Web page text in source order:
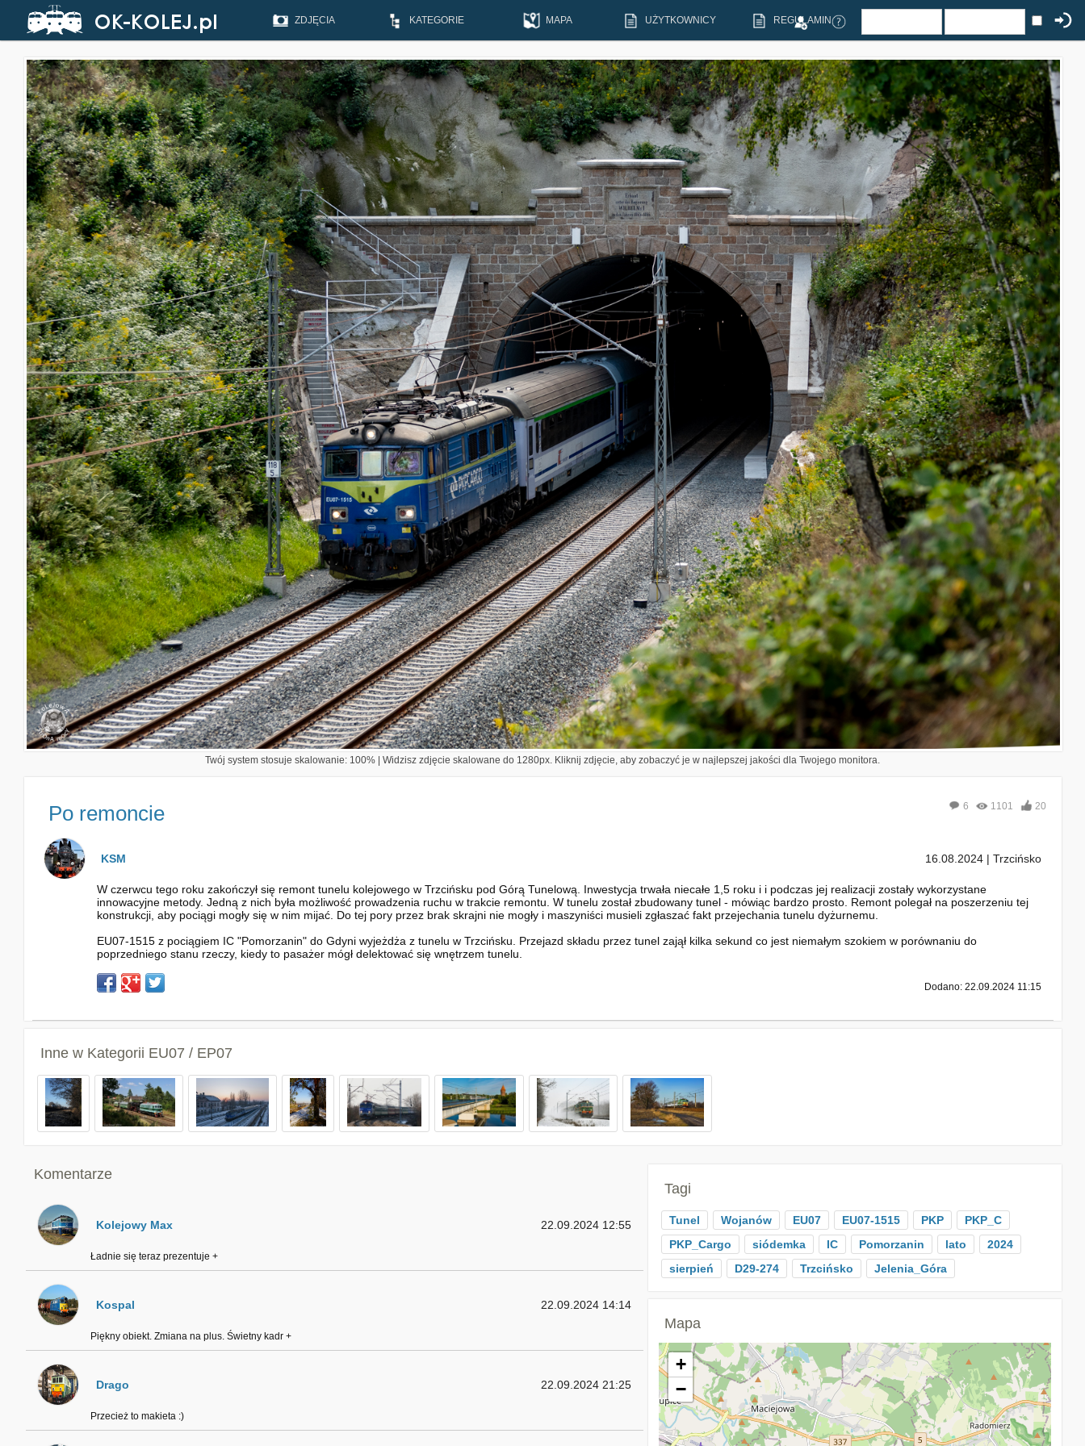
ZDJĘCIA KATEGORIE MAPA UŻYTKOWNICY REGULAMIN
Twój system stosuje skalowanie: 100% | Widzisz zdjęcie skalowane do 1280px. Kliknij zdjęcie, aby zobaczyć je w najlepszej jakości dla Twojego monitora.
Po remoncie 6 1101 20
KSM 16.08.2024 | Trzcińsko
W czerwcu tego roku zakończył się remont tunelu kolejowego w Trzcińsku pod Górą Tunelową. Inwestycja trwała niecałe 1,5 roku i i podczas jej realizacji zostały wykorzystane
innowacyjne metody. Jedną z nich była możliwość prowadzenia ruchu w trakcie remontu. W tunelu został zbudowany tunel - mówiąc bardzo prosto. Remont polegał na poszerzeniu tej
konstrukcji, aby pociągi mogły się w nim mijać. Do tej pory przez brak skrajni nie mogły i maszyniści musieli zgłaszać fakt przejechania tunelu dyżurnemu.
EU07-1515 z pociągiem IC "Pomorzanin" do Gdyni wyjeżdża z tunelu w Trzcińsku. Przejazd składu przez tunel zajął kilka sekund co jest niemałym szokiem w porównaniu do
poprzedniego stanu rzeczy, kiedy to pasażer mógł delektować się wnętrzem tunelu.
Dodano: 22.09.2024 11:15
Inne w Kategorii EU07 / EP07
Komentarze
Kolejowy Max 22.09.2024 12:55
Ładnie się teraz prezentuje +
Kospal 22.09.2024 14:14
Piękny obiekt. Zmiana na plus. Świetny kadr +
Drago 22.09.2024 21:25
Przecież to makieta :)
Tagi
Tunel Wojanów EU07 EU07-1515 PKP
PKP_C
PKP_Cargo
siódemka IC Pomorzanin lato
2024
sierpień
D29-274 Trzcińsko Jelenia_Góra
Mapa
+
−